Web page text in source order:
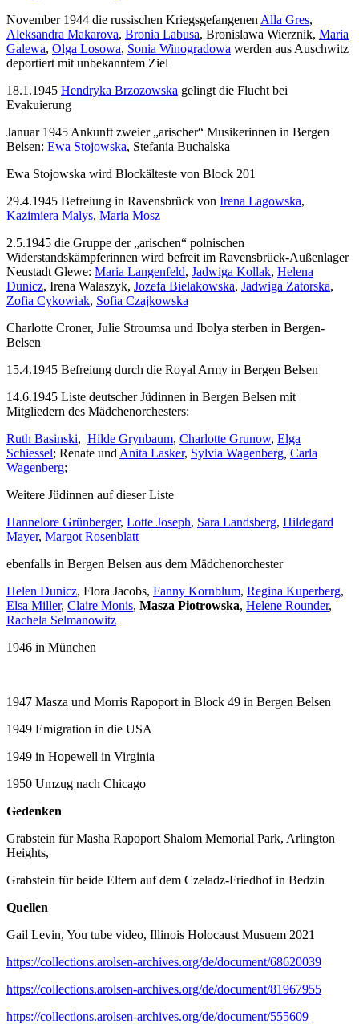
November 1944 die russischen Kriegsgefangenen Alla Gres,
Aleksandra Makarova, Bronia Labusa, Bronislawa Wierznik, Maria
Galewa, Olga Losowa, Sonia Winogradowa werden aus Auschwitz
deportiert mit unbekanntem Ziel
18.1.1945 Hendryka Brzozowska gelingt die Flucht bei
Evakuierung
Januar 1945 Ankunft zweier „arischer“ Musikerinnen in Bergen
Belsen: Ewa Stojowska, Stefania Buchalska
Ewa Stojowska wird Blockälteste von Block 201
29.4.1945 Befreiung in Ravensbrück von Irena Lagowska,
Kazimiera Malys, Maria Mosz
2.5.1945 die Gruppe der „arischen“ polnischen
Widerstandskämpferinnen wird befreit im Ravensbrück-Außenlager
Neustadt Glewe: Maria Langenfeld, Jadwiga Kollak, Helena
Dunicz, Irena Walaszyk, Jozefa Bielakowska, Jadwiga Zatorska,
Zofia Cykowiak, Sofia Czajkowska
Charlotte Croner, Julie Stroumsa und Ibolya sterben in Bergen-
Belsen
15.4.1945 Befreiung durch die Royal Army in Bergen Belsen
14.6.1945 Liste deutscher Jüdinnen in Bergen Belsen mit
Mitgliedern des Mädchenorchesters:
Ruth Basinski, Hilde Grynbaum, Charlotte Grunow, Elga
Schiessel; Renate und Anita Lasker, Sylvia Wagenberg Carla
Wagenberg;
Weitere Jüdinnen auf dieser Liste
Hannelore Grünberger, Lotte Joseph, Sara Landsberg, Hildegard
Mayer, Margot Rosenblatt
ebenfalls in Bergen Belsen aus dem Mädchenorchester
Helen Dunicz, Flora Jacobs, Fanny Kornblum, Regina Kuperberg,
Elsa Miller, Claire Monis, Masza Piotrowska, Helene Rounder,
Rachela Selmanowitz
1946 in München
1947 Masza und Morris Rapoport in Block 49 in Bergen Belsen
1949 Emigration in die USA
1949 in Hopewell in Virginia
1950 Umzug nach Chicago
Gedenken
Grabstein für Masha Rapoport Shalom Memorial Park, Arlington
Heights,
Grabstein für beide Eltern auf dem Czeladz-Friedhof in Bedzin
Quellen
Gail Levin, You tube video, Illinois Holocaust Musuem 2021
https://collections.arolsen-archives.org/de/document/68620039
https://collections.arolsen-archives.org/de/document/81967955
https://collections.arolsen-archives.org/de/document/555609